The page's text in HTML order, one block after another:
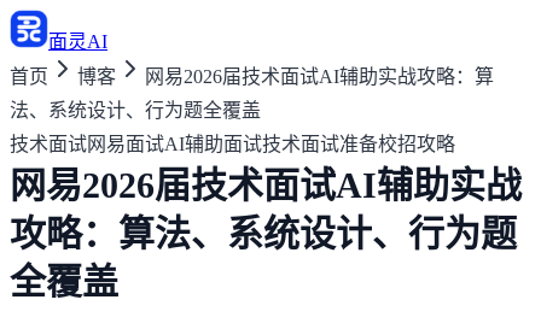
面灵AI
首页
博客
网易2026届技术面试AI辅助实战攻略：算
法、系统设计、行为题全覆盖
技术面试网易面试AI辅助面试技术面试准备校招攻略
网易2026届技术面试AI辅助实战
攻略：算法、系统设计、行为题
全覆盖